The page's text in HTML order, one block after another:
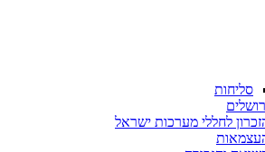
סליחות
לחללי מערכות ישראל